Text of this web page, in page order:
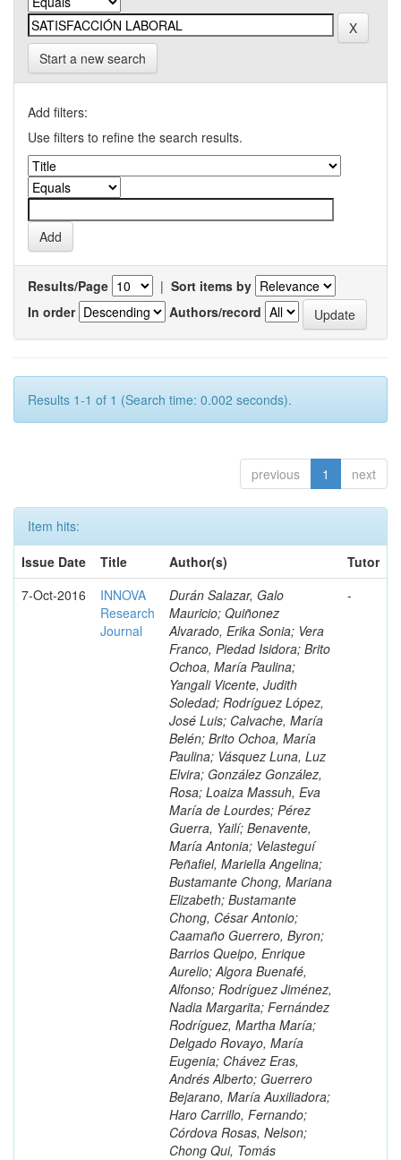
Start a new search
Add filters:
Use filters to refine the search results.
Results/Page | Sort items by
In order
Authors/record
Results 1-1 of 1 (Search time: 0.002 seconds).
previous 1 next
Item hits:
Issue Date
Title Author(s)
Tutor
7-Oct-2016
INNOVA
Research
Journal
Durán Salazar, Galo
Mauricio; Quiñonez
Alvarado, Erika Sonia; Vera
Franco, Piedad Isidora; Brito
Ochoa, María Paulina;
Yangali Vicente, Judith
Soledad; Rodríguez López,
José Luis; Calvache, María
Belén; Brito Ochoa, María
Paulina; Vásquez Luna, Luz
Elvira; González González,
Rosa; Loaiza Massuh, Eva
María de Lourdes; Pérez
Guerra, Yailí; Benavente,
María Antonia; Velasteguí
Peñafiel, Mariella Angelina;
Bustamante Chong, Mariana
Elizabeth; Bustamante
Chong, César Antonio;
Caamaño Guerrero, Byron;
Barrios Queipo, Enrique
Aurelio; Algora Buenafé,
Alfonso; Rodríguez Jiménez,
Nadia Margarita; Fernández
Rodríguez, Martha María;
Delgado Rovayo, María
Eugenia; Chávez Eras,
Andrés Alberto; Guerrero
Bejarano, María Auxiliadora;
Haro Carrillo, Fernando;
Córdova Rosas, Nelson;
Chong Qui, Tomás
-